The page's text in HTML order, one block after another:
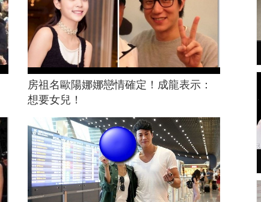
房祖名歐陽娜娜戀情確定！成龍表示：
想要女兒！